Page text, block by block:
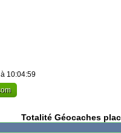
10:04:59
Totalité Géocaches